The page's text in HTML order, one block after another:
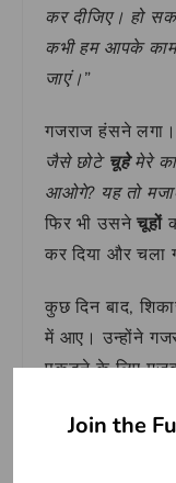
कर दीजिए। हो
कभी हम आपके
जाएं।”
गजराज हंसने लगा।
जैसे छोटे चूहेमेरे
आओगे? यह तो
फिर भी उसनेचूहों
कर दिया और चला
कुछ दिन बाद,
में आए। उन्होंने
पकड़ने के लिए
गजराज उस जाल
गया। वह कितना
Join the